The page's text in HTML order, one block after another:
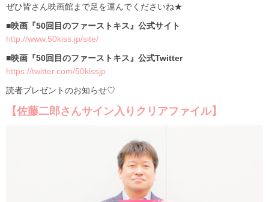
ぜひ皆さん映画館まで足を運んでくださいね★
■映画『50回目のファーストキス』公式サイト
http://www.50kiss.jp/site/
■映画『50回目のファーストキス』公式Twitter
https://twitter.com/50kissjp
読者プレゼントのお知らせ♡
【佐藤二郎さんサイン入りクリアファイル】